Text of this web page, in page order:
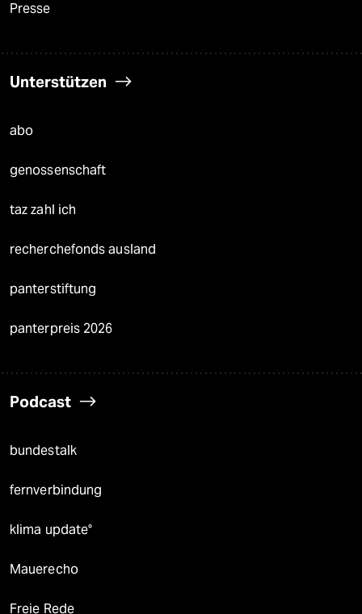
Presse
Unterstützen
abo
genossenschaft
taz zahl ich
recherchefonds ausland
panterstiftung
panterpreis 2026
Podcast
bundestalk
fernverbindung
klima update°
Mauerecho
Freie Rede